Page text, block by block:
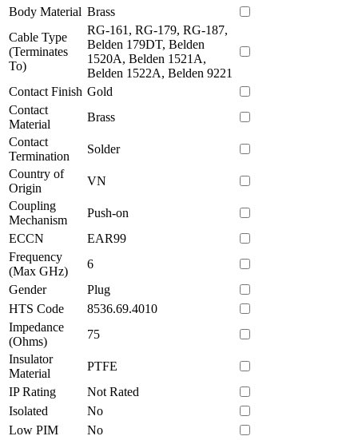
Body Material Brass
Cable Type
(Terminates
To)
RG-161, RG-179, RG-187,
Belden 179DT, Belden
1520A, Belden 1521A,
Belden 1522A, Belden 9221
Contact Finish Gold
Contact
Material
Brass
Contact
Termination
Solder
Country of
Origin
VN
Coupling
Mechanism
Push-on
ECCN
EAR99
Frequency
(Max GHz)
6
Gender
Plug
HTS Code
8536.69.4010
Impedance
(Ohms)
75
Insulator
Material
PTFE
IP Rating
Not Rated
Isolated
No
Low PIM
No